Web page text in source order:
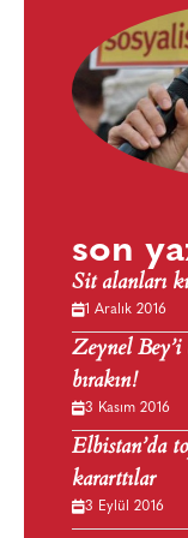
son
Sit alanları
1 Aralık 2016
Zeynel Bey’i
bırakın!
3 Kasım 2016
Elbistan’da
kararttılar
3 Eylül 2016